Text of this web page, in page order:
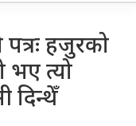
पत्रः हजुरको
भए त्यो
दिन्थेँ